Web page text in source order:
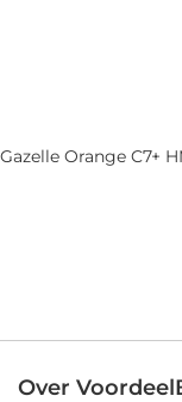
Gazelle Orange C7+
Over